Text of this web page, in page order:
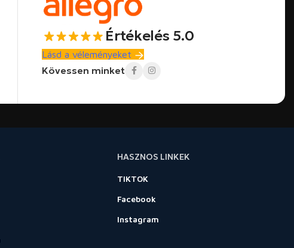
Értékelés 5.0
Lásd a véleményeket
Kövessen minket
HASZNOS LINKEK
TIKTOK
Facebook
Instagram